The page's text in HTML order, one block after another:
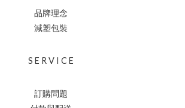
品牌理念
減塑包裝
S E R V I C E
訂購問題